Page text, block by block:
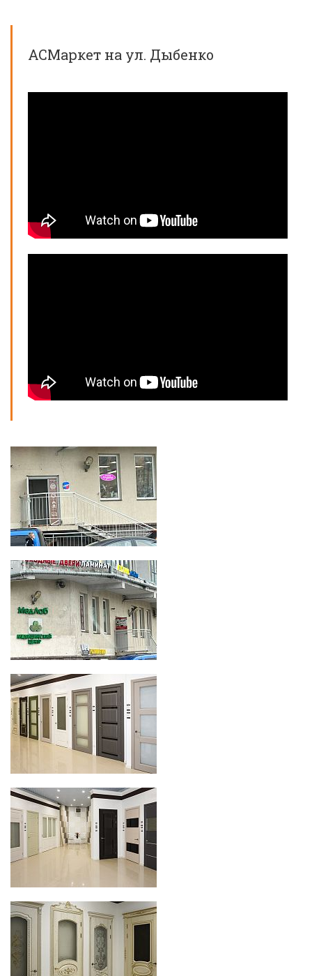
АСМаркет на ул. Дыбенко